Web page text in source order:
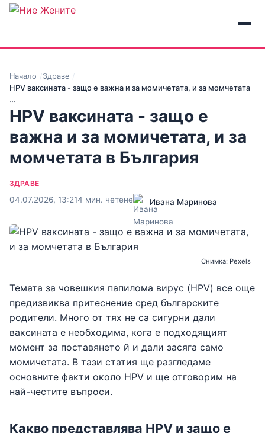
Начало
Здраве
HPV ваксината - защо е важна и за момичетата, и за момчетата
…
HPV ваксината - защо е
важна и за момичетата, и за
момчетата в България
ЗДРАВЕ
04.07.2026, 13:214 мин. четене Ивана Маринова
Снимка: Pexels
Темата за човешкия папилома вирус (HPV) все още
предизвиква притеснение сред българските
родители. Много от тях не са сигурни дали
ваксината е необходима, кога е подходящият
момент за поставянето й и дали засяга само
момичетата. В тази статия ще разгледаме
основните факти около HPV и ще отговорим на
най-честите въпроси.
Какво представлява HPV и защо е